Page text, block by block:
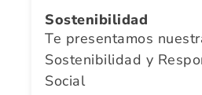
Sostenibilidad
Te presentamos
Sostenibilidad y
Social